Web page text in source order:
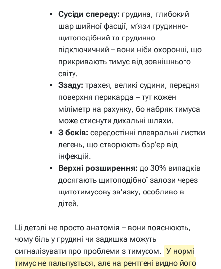
Сусіди спереду: грудина, глибокий
шар шийної фасції, м’язи грудинно-
щитоподібний та грудинно-
підключичний – вони ніби охоронці, що
прикривають тимус від зовнішнього
світу.
Ззаду: трахея, великі судини, передня
поверхня перикарда – тут кожен
міліметр на рахунку, бо набряк тимуса
може стиснути дихальні шляхи.
З боків: середостінні плевральні листки
легень, що створюють бар’єр від
інфекцій.
Верхні розширення: до 30% випадків
досягають щитоподібної залози через
щитотимусову зв’язку, особливо в
дітей.
Ці деталі не просто анатомія – вони пояснюють,
чому біль у грудині чи задишка можуть
сигналізувати про проблеми з тимусом. У нормі
тимус не пальпується, але на рентгені видно його